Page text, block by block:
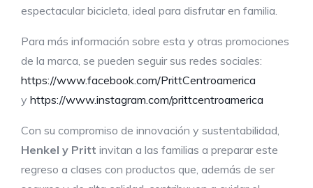
espectacular bicicleta, ideal para disfrutar en familia.
Para más información sobre esta y otras promociones
de la marca, se pueden seguir sus redes sociales:
https://www.facebook.com/PrittCentroamerica
y https://www.instagram.com/prittcentroamerica
Con su compromiso de innovación y sustentabilidad,
Henkel y Pritt invitan a las familias a preparar este
regreso a clases con productos que, además de ser